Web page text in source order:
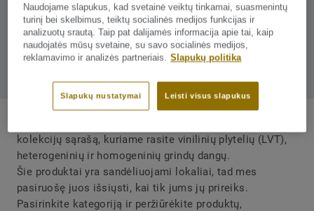
Produktus galima įsigyti iš
Tarkett atsargų Lodzėje,
kolekcijų sąrašą, kuriame rasite vinilinių plytelių (LVT),
heterogeninių ir homogeninių grindų dangų.
Šie produktai yra sandėliuojami lokaliai, tad mes
pasiruošę juos išsiųsti, kai tik jums jų prireiks.
Pasirinkite kategoriją ir peržiūrėkite produktų,
Naudojame slapukus, kad svetainė veiktų tinkamai, suasmenintų
turinį bei skelbimus, teiktų socialinės medijos funkcijas ir
analizuotų srautą. Taip pat dalijamės informacija apie tai, kaip
naudojatės mūsų svetaine, su savo socialinės medijos,
reklamavimo ir analizės partneriais. Slapukų politika
Leisti visus slapukus
Slapukų nustatymai